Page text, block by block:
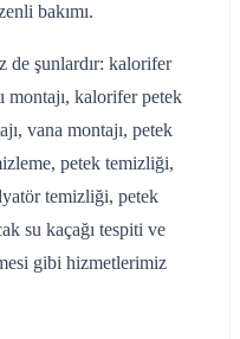
bakımı.
de şunlardır: kalorifer
montajı, kalorifer petek
vana montajı, petek
petek temizliği,
temizliği, petek
su kaçağı tespiti ve
gibi hizmetlerimiz